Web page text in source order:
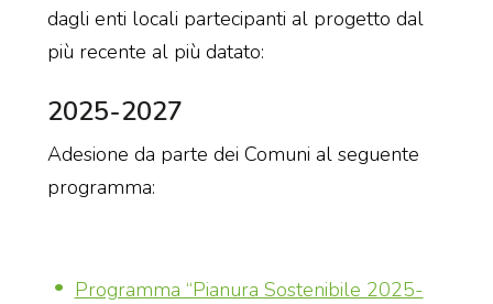
dagli enti locali partecipanti al progetto dal
più recente al più datato:
2025-2027
Adesione da parte dei Comuni al seguente
programma:
Programma “Pianura Sostenibile 2025-